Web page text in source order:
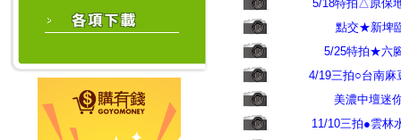
5/18特拍△原保
點交★新埤
5/25特拍★六
4/19三拍○台南麻
美濃中壇迷
11/10三拍●雲林